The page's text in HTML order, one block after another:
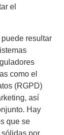
el
resultar
como el
(RGPD)
así
Hay
que se